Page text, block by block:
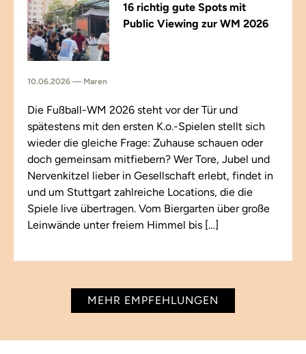
16 richtig gute Spots mit
Public Viewing zur WM 2026
10.06.2026 — Maren
Die Fußball-WM 2026 steht vor der Tür und
spätestens mit den ersten K.o.-Spielen stellt sich
wieder die gleiche Frage: Zuhause schauen oder
doch gemeinsam mitfiebern? Wer Tore, Jubel und
Nervenkitzel lieber in Gesellschaft erlebt, findet in
und um Stuttgart zahlreiche Locations, die die
Spiele live übertragen. Vom Biergarten über große
Leinwände unter freiem Himmel bis […]
MEHR EMPFEHLUNGEN